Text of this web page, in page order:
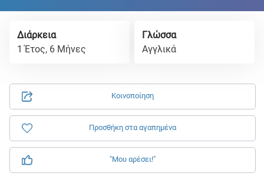
Κοινοποίηση
Προσθήκη στα αγαπημένα
"Μου αρέσει!"
Διάρκεια
1 Έτος, 6 Μήνες
Γλώσσα
Αγγλικά